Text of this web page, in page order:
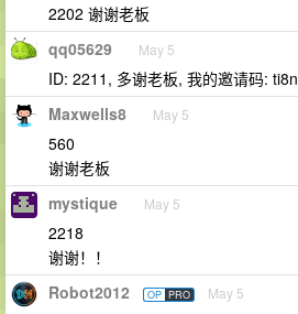
2202 谢谢老板
qq05629 May 5
ID: 2211, 多谢老板, 我的邀请码: ti8n
Maxwells8 May 5
560
谢谢老板
mystique May 5
2218
谢谢！！
Robot2012 OP PRO May 5